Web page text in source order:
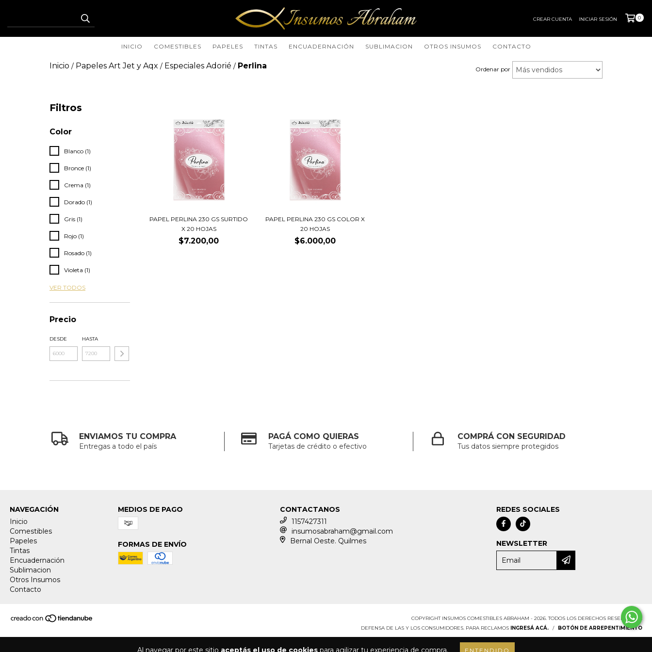
Al navegar por este sitio aceptás el uso de cookies para agilizar tu experiencia de compra. ENTENDIDO
CREAR CUENTA INICIAR SESIÓN 0
INICIO COMESTIBLES PAPELES TINTAS ENCUADERNACIÓN SUBLIMACION OTROS INSUMOS CONTACTO
Inicio / Papeles Art Jet y Aqx / Especiales Adorié / Perlina Ordenar por
Filtros
Color
Blanco (1)
Bronce (1)
Crema (1)
Dorado (1)
Gris (1)
Rojo (1)
Rosado (1)
Violeta (1)
VER TODOS
Precio
DESDE HASTA
PAPEL PERLINA 230 GS SURTIDO
X 20 HOJAS
$7.200,00
PAPEL PERLINA 230 GS COLOR X
20 HOJAS
$6.000,00
ENVIAMOS TU COMPRA
Entregas a todo el país
PAGÁ COMO QUIERAS
Tarjetas de crédito o efectivo
COMPRÁ CON SEGURIDAD
Tus datos siempre protegidos
NAVEGACIÓN
Inicio
Comestibles
Papeles
Tintas
Encuadernación
Sublimacion
Otros Insumos
Contacto
MEDIOS DE PAGO
FORMAS DE ENVÍO
CONTACTANOS
1157427311
insumosabraham@gmail.com
Bernal Oeste. Quilmes
REDES SOCIALES
NEWSLETTER
COPYRIGHT INSUMOS COMESTIBLES ABRAHAM - 2026. TODOS LOS DERECHOS RESERVADOS.
DEFENSA DE LAS Y LOS CONSUMIDORES. PARA RECLAMOS INGRESÁ ACÁ. / BOTÓN DE ARREPENTIMIENTO